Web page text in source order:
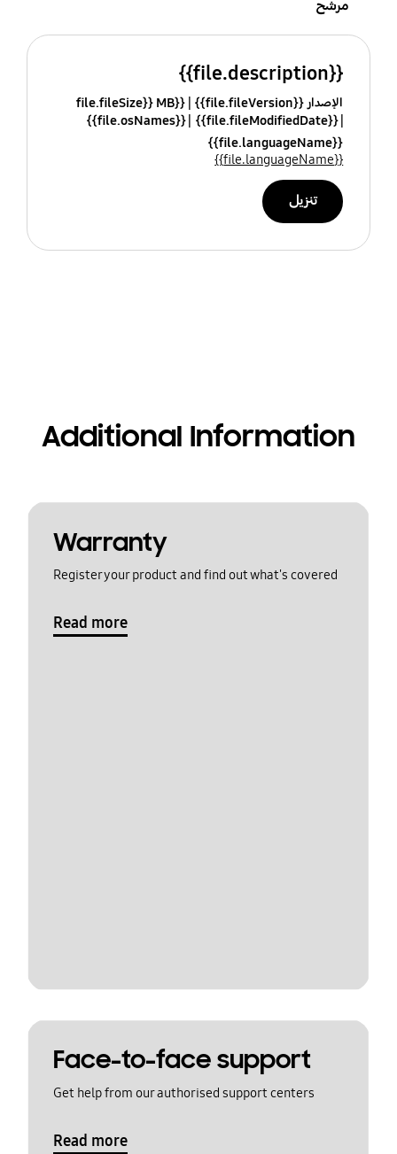
مرشح
{{file.description}}
الإصدار {{file.fileVersion}}
{{file.fileSize}} MB
{{file.fileModifiedDate}}
{{file.osNames}}
{{file.languageName}}
{{file.languageName}}
تنزيل
Additional Information
Warranty
Register your product and find out what's covered
Read more
Face-to-face support
Get help from our authorised support centers
Read more